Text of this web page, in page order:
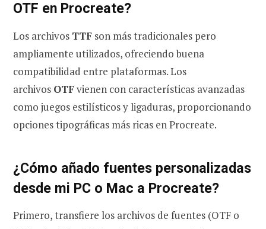
OTF en Procreate?
Los archivos TTF son más tradicionales pero
ampliamente utilizados, ofreciendo buena
compatibilidad entre plataformas. Los
archivos OTFvienen con características avanzadas
como juegos estilísticos y ligaduras, proporcionando
opciones tipográficas más ricas en Procreate.
¿Cómo añado fuentes personalizadas
desde mi PC o Mac a Procreate?
Primero, transfiere los archivos de fuentes (OTF o